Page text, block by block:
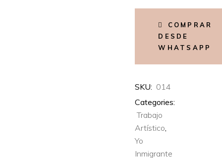
COMPRAR
DESDE
WHATSAPP
SKU: 014
Categories:
Trabajo
Artístico
Yo
Inmigrante